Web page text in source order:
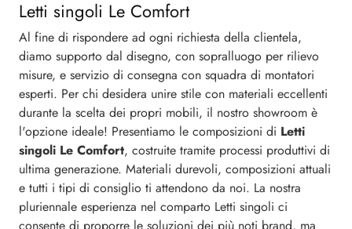
Letti singoli Le Comfort
Al fine di rispondere ad ogni richiesta della clientela,
diamo supporto dal disegno, con sopralluogo per rilievo
misure, e servizio di consegna con squadra di montatori
esperti. Per chi desidera unire stile con materiali eccellenti
durante la scelta dei propri mobili, il nostro showroom è
l'opzione ideale! Presentiamo le composizioni di Letti
singoli Le Comfort, costruite tramite processi produttivi di
ultima generazione. Materiali durevoli, composizioni attuali
e tutti i tipi di consiglio ti attendono da noi. La nostra
pluriennale esperienza nel comparto Letti singoli ci